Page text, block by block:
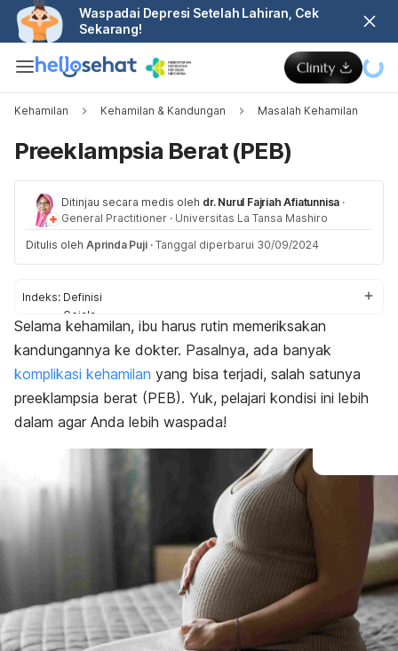
Waspadai Depresi Setelah Lahiran, Cek
Sekarang!
Kehamilan Kehamilan & Kandungan Masalah Kehamilan
Preeklampsia Berat (PEB)
Ditinjau secara medis oleh dr. Nurul Fajriah Afiatunnisa ·
General Practitioner · Universitas La Tansa Mashiro
Ditulis oleh Aprinda Puji · Tanggal diperbarui 30/09/2024
Indeks: Definisi
Gejala
Penyebab
Faktor risiko
Diagnosis
Pengobatan
Pencegahan
Selama kehamilan, ibu harus rutin memeriksakan
kandungannya ke dokter. Pasalnya, ada banyak
komplikasi kehamilan yang bisa terjadi, salah satunya
preeklampsia berat (PEB). Yuk, pelajari kondisi ini lebih
dalam agar Anda lebih waspada!